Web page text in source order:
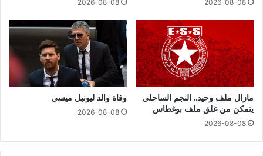
2026-08-08
2026-08-08
مازال ملف وحيد.. النجم الساحلي
يتمكن من غلق ملف بوغطاس
2026-08-08
وفاة والد ليونيل ميسي
2026-08-08